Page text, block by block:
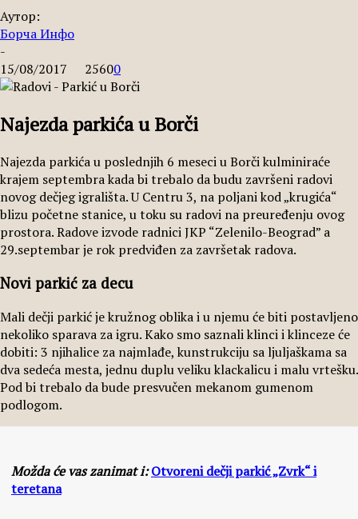
Аутор:
Борча Инфо
-
15/08/2017
25600
Najezda parkića u Borči
Najezda parkića u poslednjih 6 meseci u Borči kulminiraće
krajem septembra kada bi trebalo da budu završeni radovi
novog dečjeg igrališta. U Centru 3, na poljani kod „krugića“
blizu početne stanice, u toku su radovi na preuređenju ovog
prostora. Radove izvode radnici JKP “Zelenilo-Beograd” a
29.septembar je rok predviđen za završetak radova.
Novi parkić za decu
Mali dečji parkić je kružnog oblika i u njemu će biti postavljeno
nekoliko sparava za igru. Kako smo saznali klinci i klinceze će
dobiti: 3 njihalice za najmlađe, kunstrukciju sa ljuljaškama sa
dva sedeća mesta, jednu duplu veliku klackalicu i malu vrtešku.
Pod bi trebalo da bude presvučen mekanom gumenom
podlogom.
Možda će vas zanimat i: Otvoreni dečji parkić „Zvrk“ i
teretana